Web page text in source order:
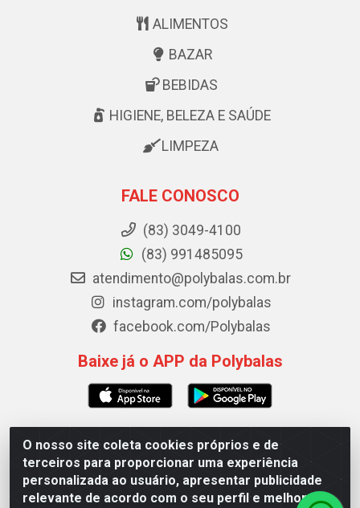
O nosso site coleta cookies próprios e de
terceiros para proporcionar uma experiência
personalizada ao usuário, apresentar publicidade
relevante de acordo com o seu perfil e melhorar a
ALIMENTOS
BAZAR
BEBIDAS
HIGIENE, BELEZA E SAÚDE
LIMPEZA
FALE CONOSCO
(83) 3049-4100
(83) 991485095
atendimento@polybalas.com.br
instagram.com/polybalas
facebook.com/Polybalas
Baixe já o APP da Polybalas
Polybalas - Rua João Miguel de Souza, 173 Galpão B -
Ernesto Geisel, João Pessoa/PB - CEP 58.075-075 - CNPJ
00.909.327/0002-61